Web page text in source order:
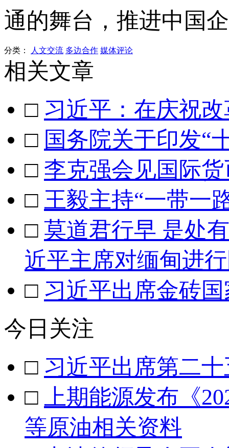
通的舞台，推进中国
分类： 人文交流 多边合作 媒体评论
相关文章
□ 习近平：在庆祝
□ 国务院关于印发“
□ 李克强会见国际
□ 王毅主持“一带一
□ 莫道君行早 是处
近平主席对缅甸进
□ 习近平出席金砖
今日关注
□ 习近平出席第二
□
上期能源发布《
等原油相关资料